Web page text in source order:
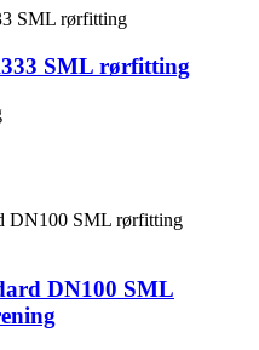
SML rørfitting
DN100 SML